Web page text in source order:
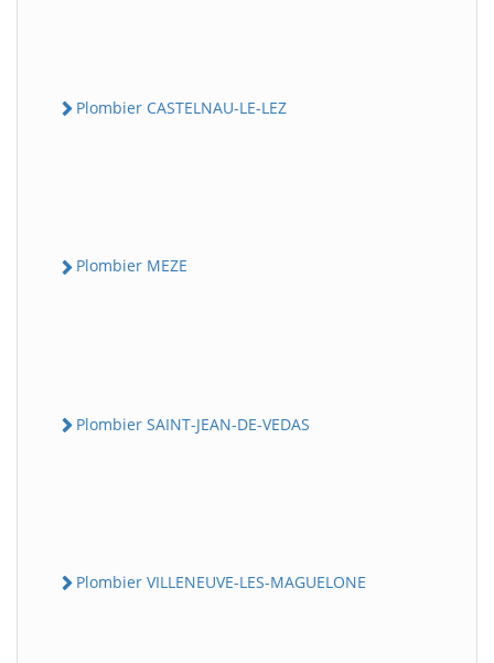
Plombier CASTELNAU-LE-LEZ
Plombier MEZE
Plombier SAINT-JEAN-DE-VEDAS
Plombier VILLENEUVE-LES-MAGUELONE